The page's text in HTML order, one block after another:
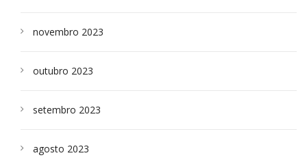
novembro 2023
outubro 2023
setembro 2023
agosto 2023